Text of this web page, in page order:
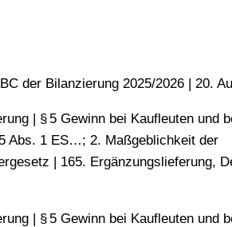
der Bilanzierung 2025/​​2026 | 20.
| § 5 Gewinn bei Kaufleuten und
Abs. 1 ES…; 2. Maßgeblichkeit der
| 165. Ergänzungslieferung,
| § 5 Gewinn bei Kaufleuten und